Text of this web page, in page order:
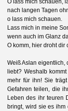
nach langen Tagen
o lass mich schauen.
Lass mich in meine
wenn auch im Glanz
O komm, hier droht dir
Weiß Aslan eigentlich,
liebt? Weshalb
mehr für ihn! Sie
Gefahren teilen, die
Leben des ihr teuren
bringt, wird sie es ihm